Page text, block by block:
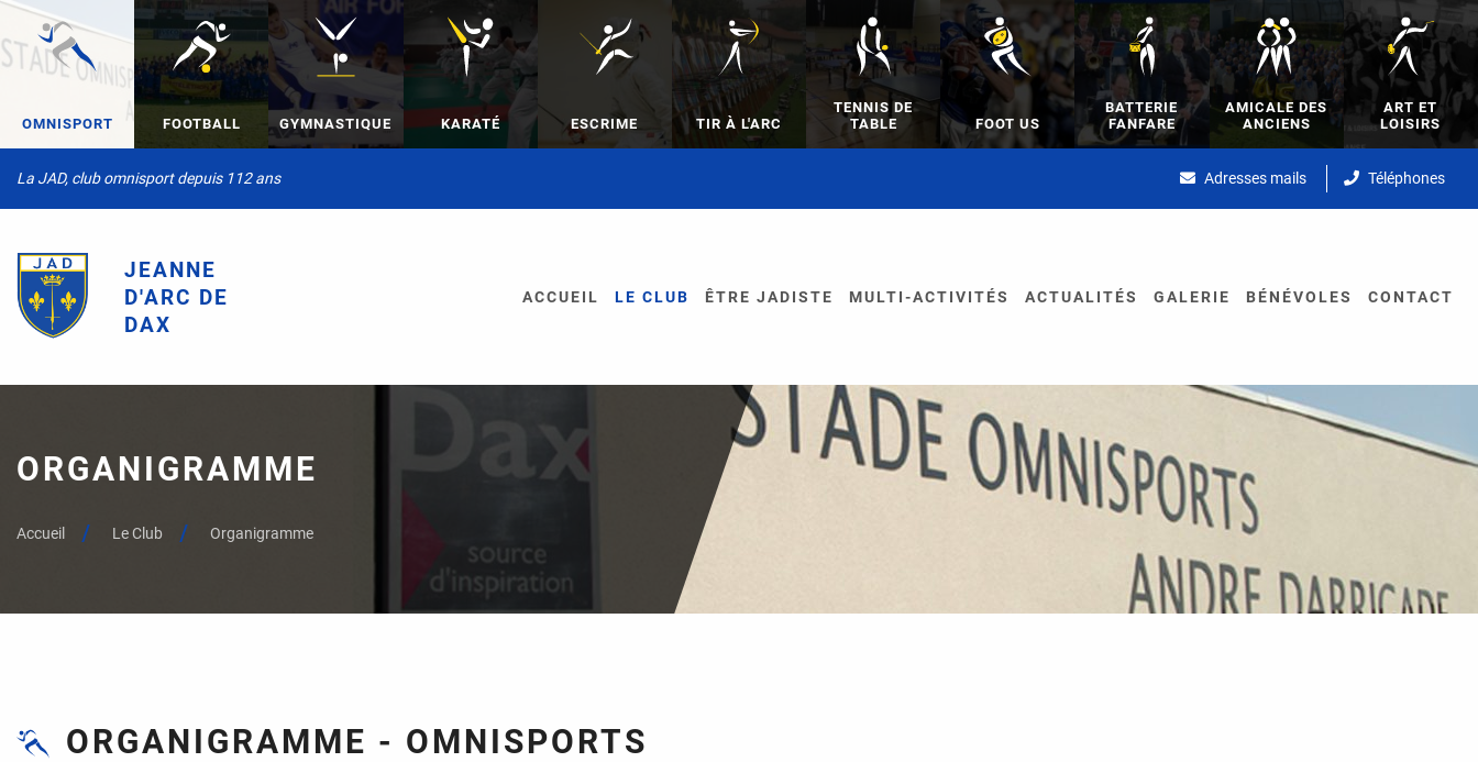
OMNISPORT FOOTBALL GYMNASTIQUE KARATÉ ESCRIME TIR À L'ARC
TENNIS DE
TABLE
FOOT US
BATTERIE
FANFARE
AMICALE DES
ANCIENS
ART ET
LOISIRS
La JAD, club omnisport depuis 112 ans Adresses mails Téléphones
JEANNE
D'ARC DE
DAX
ACCUEIL LE CLUB ÊTRE JADISTE MULTI-ACTIVITÉS ACTUALITÉS GALERIE BÉNÉVOLES CONTACT
ORGANIGRAMME
Accueil Le Club Organigramme
ORGANIGRAMME - OMNISPORTS